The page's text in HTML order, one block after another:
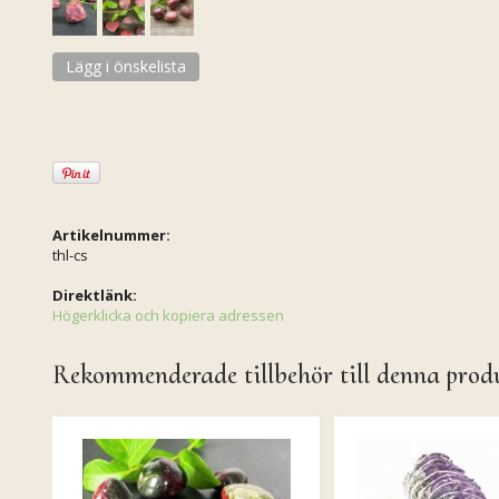
Lägg i önskelista
Artikelnummer:
thl-cs
Direktlänk:
Högerklicka och kopiera adressen
Rekommenderade tillbehör till denna